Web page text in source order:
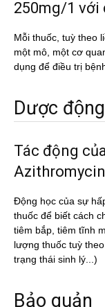
250mg/1 với
Mỗi thuốc, tuỳ theo
một mô, một cơ
dụng để điều trị
Dược
Tác động
Động học của sự
thuốc để biết cách
tiêm bắp, tiêm tĩnh
lượng thuốc tuỳ
trạng thái sinh lý...)
Bảo quản